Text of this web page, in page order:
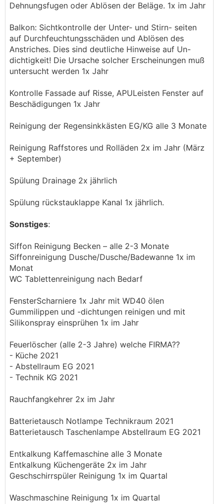
Dehnungsfugen oder Ablösen der Beläge. 1x im Jahr
Balkon: Sichtkontrolle der Unter- und Stirn- seiten
auf Durchfeuchtungsschäden und Ablösen des
Anstriches. Dies sind deutliche Hinweise auf Un-
dichtigkeit! Die Ursache solcher Erscheinungen muß
untersucht werden 1x Jahr
Kontrolle Fassade auf Risse, APULeisten Fenster auf
Beschädigungen 1x Jahr
Reinigung der Regensinkkästen EG/KG alle 3 Monate
Reinigung Raffstores und Rolläden 2x im Jahr (März
+ September)
Spülung Drainage 2x jährlich
Spülung rückstauklappe Kanal 1x jährlich.
Sonstiges:
Siffon Reinigung Becken – alle 2-3 Monate
Siffonreinigung Dusche/Dusche/Badewanne 1x im
Monat
WC Tablettenreinigung nach Bedarf
FensterScharniere 1x Jahr mit WD40 ölen
Gummilippen und -dichtungen reinigen und mit
Silikonspray einsprühen 1x im Jahr
Feuerlöscher (alle 2-3 Jahre) welche FIRMA??
- Küche 2021
- Abstellraum EG 2021
- Technik KG 2021
Rauchfangkehrer 2x im Jahr
Batterietausch Notlampe Technikraum 2021
Batterietausch Taschenlampe Abstellraum EG 2021
Entkalkung Kaffemaschine alle 3 Monate
Entkalkung Küchengeräte 2x im Jahr
Geschschirrspüler Reinigung 1x im Quartal
Waschmaschine Reinigung 1x im Quartal